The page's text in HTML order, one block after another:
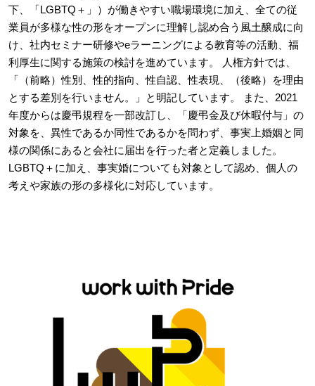
下、「LGBTQ＋」）が働きやすい職場環境に加え、全ての従
業員が多様な性の形をオープンに理解し認め合う風土醸成に向
け、社内セミナー研修やeラーニングによる教育等の活動、福
利厚生に関する施策の検討を進めています。 人権方針では、
「（前略）性別、性的指向、性自認、性表現、（後略）を理由
とする差別を行いません。」と明記しています。 また、2021
年度からは慶弔規程を一部改訂し、「慶弔金及び休暇付与」の
対象を、異性であるか同性であるかを問わず、事実上婚姻と同
様の関係にあると会社に届出を行った者と定義しました。
LGBTQ＋に加え、事実婚についても対象として認め、個人の
考えや家族の形の多様化に対応しています。